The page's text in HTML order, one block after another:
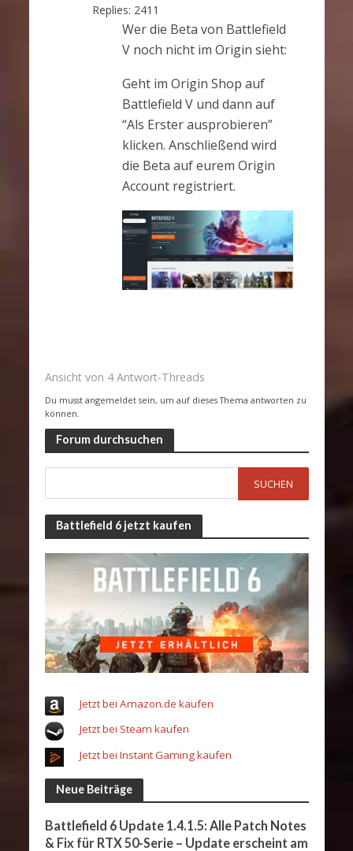
Replies: 2411
Wer die Beta von Battlefield
Vnoch nicht im Origin sieht:
Geht im Origin Shop auf
Battlefield V und dann auf
“Als Erster ausprobieren”
klicken. Anschließend wird
die Beta auf eurem Origin
Account registriert.
Ansicht von 4 Antwort-Threads
Du musst angemeldet sein, um auf dieses Thema antworten zu
können.
Forum durchsuchen
Battlefield 6 jetzt kaufen
Jetzt bei Amazon.de kaufen
Jetzt bei Steam kaufen
Jetzt bei Instant Gaming kaufen
Neue Beiträge
Battlefield 6 Update 1.4.1.5: Alle Patch Notes
& Fix für RTX 50-Serie – Update erscheint am